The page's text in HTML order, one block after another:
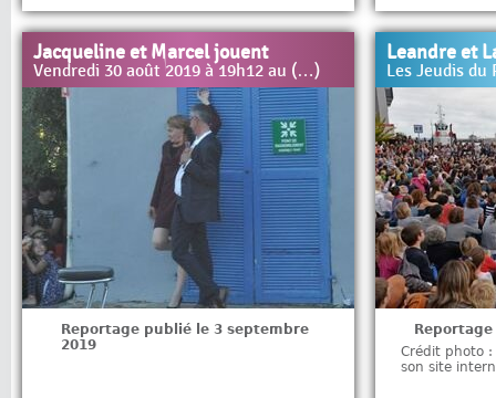
Jacqueline et Marcel jouent
Vendredi 30 août 2019 à 19h12 au (…)
Reportage publié le 3 septembre
2019
Leandre et
Les Jeudis du
Crédit photo :
son site